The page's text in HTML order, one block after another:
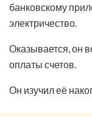
банковскому
электричество.
Оказывается, он
оплаты счетов.
Он изучил её